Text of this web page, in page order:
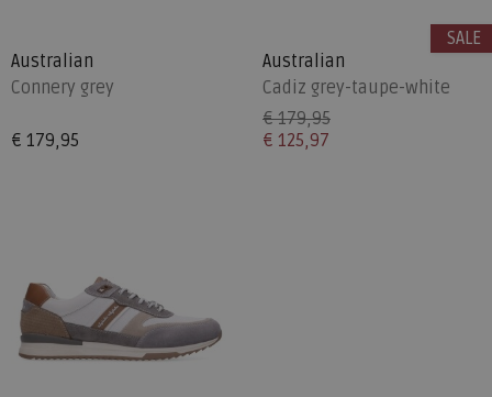
Australian
Connery grey
€ 179,95
Australian
Cadiz grey-taupe-white
€ 179,95
€ 125,97
SALE